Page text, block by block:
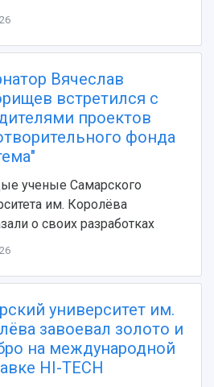
двигателей
кампус
организации
19
университета
конференциях
Вячеслав
встретился с
проектов
фонда
ученые Самарского
им. Королёва
о своих разработках
университет им.
завоевал золото и
на международной
HI-TECH